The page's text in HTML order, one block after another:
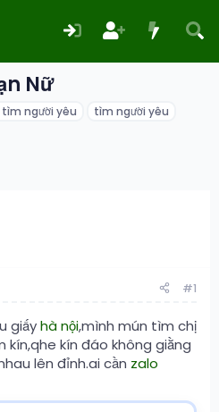
Nữ
người yêu
tìm người yêu
#1
giấyhà nội,mình mún tìm chị
kín,qhe kín đáo không giằng
lên đỉnh.ai cần zalo